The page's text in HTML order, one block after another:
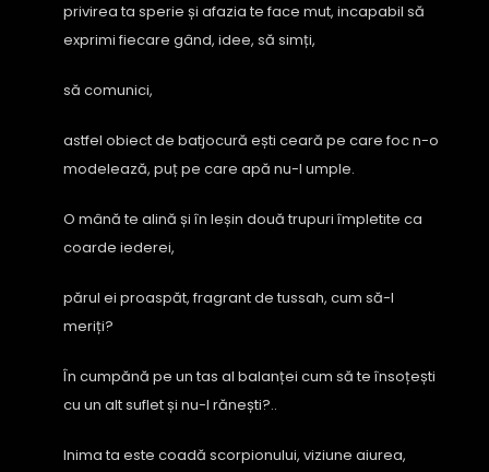
privirea ta sperie și afazia te face mut, incapabil să
exprimi fiecare gând, idee, să simți,
să comunici,
astfel obiect de batjocură ești ceară pe care foc n-o
modelează, puț pe care apă nu-l umple.
O mână te alină și în leșin două trupuri împletite ca
coarde iederei,
părul ei proaspăt, fragrant de tussah, cum să-l
meriți?
În cumpănă pe un tas al balanței cum să te însoțești
cu un alt suflet și nu-l rănești?..
Inima ta este coadă scorpionului, viziune aiurea,